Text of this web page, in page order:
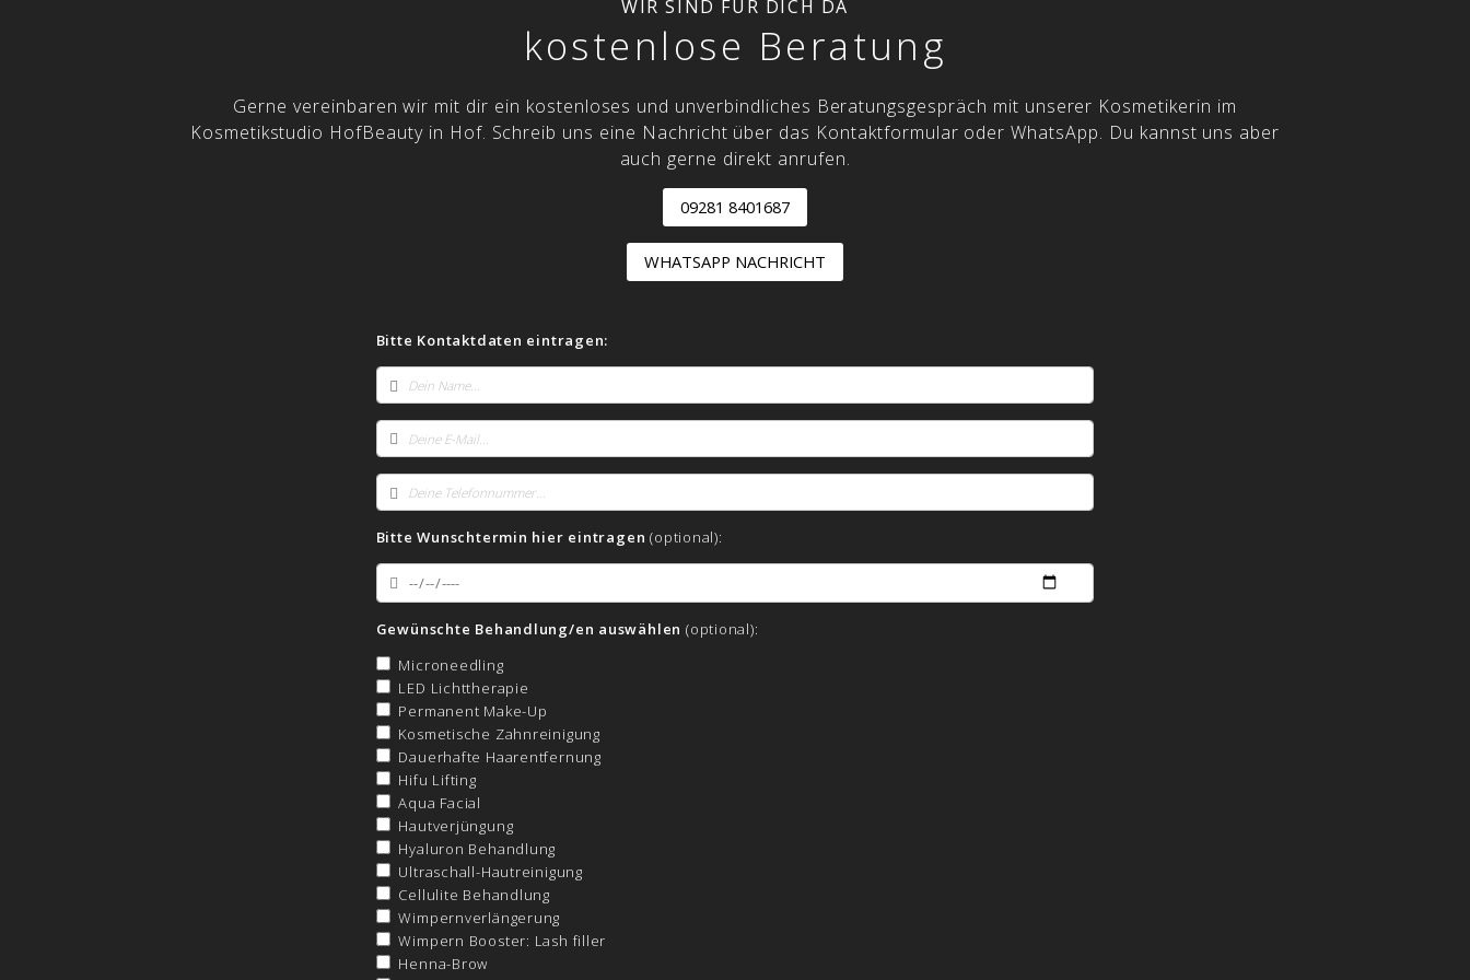
WIR SIND FÜR DICH DA
kostenlose Beratung
Gerne vereinbaren wir mit dir ein kostenloses und unverbindliches Beratungsgespräch mit unserer Kosmetikerin im
Kosmetikstudio HofBeauty in Hof. Schreib uns eine Nachricht über das Kontaktformular oder WhatsApp. Du kannst uns aber
auch gerne direkt anrufen.
09281 8401687
WHATSAPP NACHRICHT
Bitte Kontaktdaten eintragen:
Bitte Wunschtermin hier eintragen (optional):
Gewünschte Behandlung/en auswählen (optional):
Microneedling
LED Lichttherapie
Permanent Make-Up
Kosmetische Zahnreinigung
Dauerhafte Haarentfernung
Hifu Lifting
Aqua Facial
Hautverjüngung
Hyaluron Behandlung
Ultraschall-Hautreinigung
Cellulite Behandlung
Wimpernverlängerung
Wimpern Booster: Lash filler
Henna-Brow